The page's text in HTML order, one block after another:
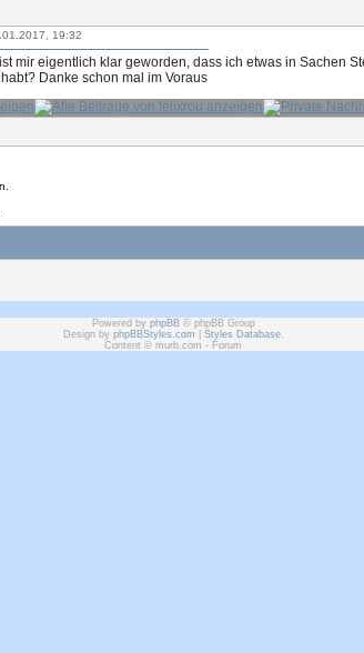
19:32
mir eigentlich klar geworden, dass ich etwas in Sachen
Danke schon mal im Voraus
Powered by phpBB© phpBB Group
Design by phpBBStyles.com Styles Database.
Content © murb.com - Forum